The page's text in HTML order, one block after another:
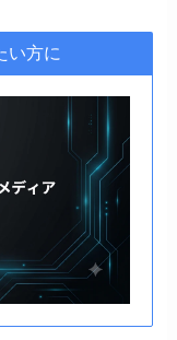
い方に